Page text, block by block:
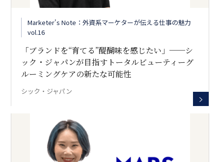
Marketer's Note：外資系マーケターが伝える仕事の魅力
vol.16
「ブランドを“育てる”醍醐味を感じたい」──シ
ック・ジャパンが目指すトータルビューティーグ
ルーミングケアの新たな可能性
シック・ジャパン